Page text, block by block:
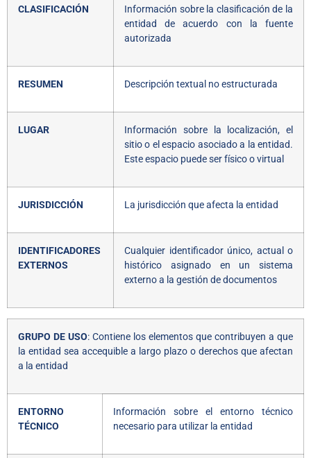
CLASIFICACIÓN
Información sobre la clasificación de la
entidad de acuerdo con la fuente
autorizada
RESUMEN Descripción textual no estructurada
LUGAR
Información sobre la localización, el
sitio o el espacio asociado a la entidad.
Este espacio puede ser físico o virtual
JURISDICCIÓN La jurisdicción que afecta la entidad
IDENTIFICADORES
EXTERNOS
Cualquier identificador único, actual o
histórico asignado en un sistema
externo a la gestión de documentos
GRUPO DE USO: Contiene los elementos que contribuyen a que
la entidad sea accequible a largo plazo o derechos que afectan
a la entidad
ENTORNO
TÉCNICO
Información sobre el entorno técnico
necesario para utilizar la entidad